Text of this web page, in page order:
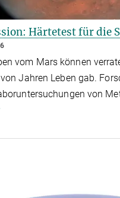
Härtetest für die
vom Mars können
Jahren Leben gab.
von